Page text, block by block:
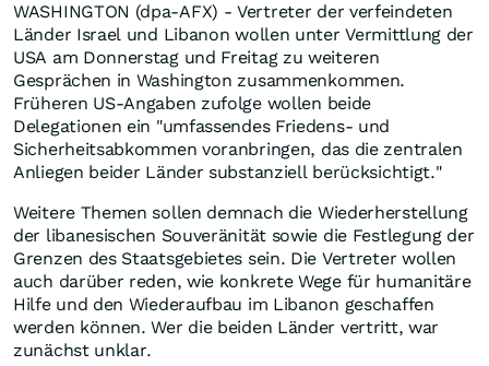
WASHINGTON (dpa-AFX) - Vertreter der verfeindeten
Länder Israel und Libanon wollen unter Vermittlung der
USA am Donnerstag und Freitag zu weiteren
Gesprächen in Washington zusammenkommen.
Früheren US-Angaben zufolge wollen beide
Delegationen ein "umfassendes Friedens- und
Sicherheitsabkommen voranbringen, das die zentralen
Anliegen beider Länder substanziell berücksichtigt."
Weitere Themen sollen demnach die Wiederherstellung
der libanesischen Souveränität sowie die Festlegung der
Grenzen des Staatsgebietes sein. Die Vertreter wollen
auch darüber reden, wie konkrete Wege für humanitäre
Hilfe und den Wiederaufbau im Libanon geschaffen
werden können. Wer die beiden Länder vertritt, war
zunächst unklar.